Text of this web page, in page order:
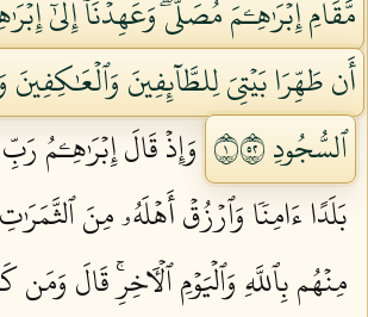
مَّقَامِ إِبۡرَٰهِـۧمَ مُصَلّٗىۖ وَعَهِدۡنَآ إِلَىٰٓ
أَن طَهِّرَا بَيۡتِيَ لِلطَّآئِفِينَ وَٱلۡعَٰكِفِينَ
ٱلسُّجُودِ ١٢٥
وَإِذۡ قَالَ إِبۡرَٰهِـۧمُ
بَلَدًا ءَامِنٗا وَٱرۡزُقۡ أَهۡلَهُۥ مِنَ
مِنۡهُم بِٱللَّهِ وَٱلۡيَوۡمِ ٱلۡأٓخِرِۚ قَالَ وَمَن